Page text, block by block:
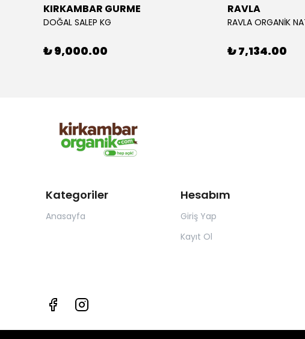
KIRKAMBAR GURME
DOĞAL SALEP KG
₺ 9,000.00
RAVLA
₺ 7,134.00
Kategoriler
Anasayfa
Hesabım
Giriş Yap
Kayıt Ol